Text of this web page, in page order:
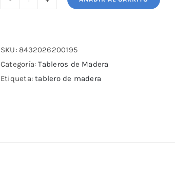
Pro
madera
40x40
SKU:8432026200195
Categoría:Tableros de Madera
Etiqueta:tablero de madera